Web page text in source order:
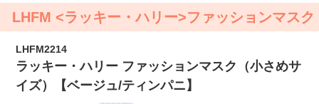
LHFM <ラッキー・ハリー>ファッションマスク
LHFM2214
ラッキー・ハリー ファッションマスク（小さめサ
イズ）【ベージュ/ティンパニ】